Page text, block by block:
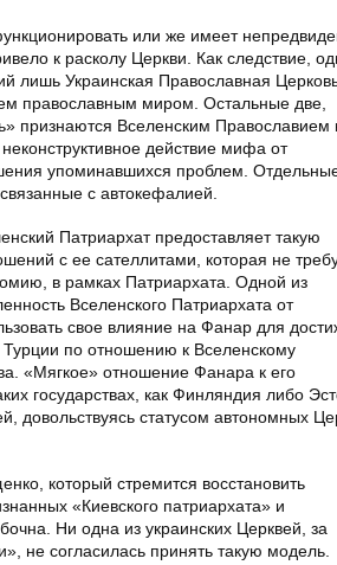
или же имеет
к расколу Церкви. Как следствие,
лишь Украинская Православная
православным миром. Остальные две,
признаются Вселенским Православием
действие мифа от
упоминавшихся проблем.
с автокефалией.
Патриархат предоставляет такую
с ее сателлитами, которая не
в рамках Патриархата. Одной из
Вселенского Патриархата от
свое влияние на Фанар для
по отношению к Вселенскому
«Мягкое» отношение Фанара к его
государствах, как Финляндия либо
довольствуясь статусом автономных
который стремится восстановить
«Киевского патриархата» и
Ни одна из украинских Церквей, за
не согласилась принять такую модель.